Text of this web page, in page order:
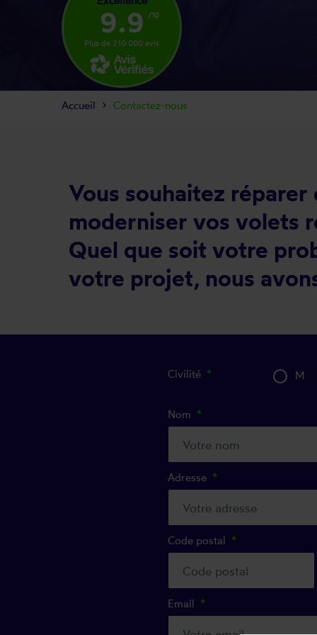
9.9 /10
Plus de 210 000 avis
Vous souhaitez réparer
moderniser vos volets
Quel que soit votre
votre projet, nous
Civilité M
Nom
Adresse
Code postal
Email
Accueil Contactez-nous